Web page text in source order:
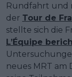
Rundfahrt und
der Tour de
stellte sich die
L’Équipe
neues MRT am